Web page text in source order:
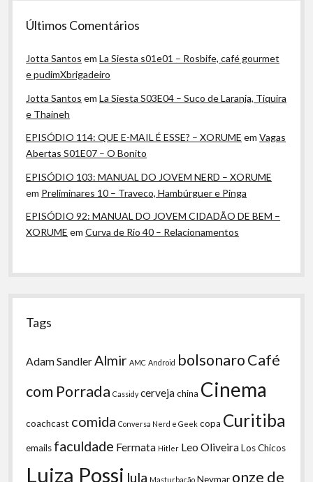
Últimos Comentários
Jotta Santos emLa Siesta s01e01 – Rosbife, café gourmet
e pudimXbrigadeiro
Jotta Santos emLa Siesta S03E04 – Suco de Laranja, Tiquira
e Thaineh
EPISÓDIO 114: QUE E-MAIL É ESSE? – XORUME emVagas
Abertas S01E07 – O Bonito
EPISÓDIO 103: MANUAL DO JOVEM NERD – XORUME
em Preliminares 10 – Traveco, Hambúrguer e Pinga
EPISÓDIO 92: MANUAL DO JOVEM CIDADÃO DE BEM –
XORUME emCurva de Rio 40 – Relacionamentos
Tags
Adam Sandler Almir AMC Android bolsonaroCafé
com Porrada Cassidy cervejachina Cinema
coachcast comida Conversa Nerd e Geek copa Curitiba
emails faculdade Fermata Hitler Leo OliveiraLos Chicos
Luiza Possi lula Masturbação Neymar onze de